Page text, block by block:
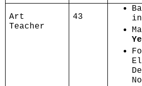
Art
Teacher
43